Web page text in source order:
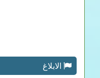
الابلاغ